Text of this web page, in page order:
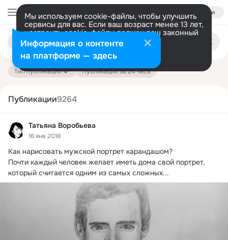
Войти
Мы используем cookie-файлы, чтобы улучшить
сервисы для вас. Если ваш возраст менее 13 лет,
настроить cookie-файлы должен ваш законный
представитель. Больше информации
Разрешить все Настроить
Поиск
публикациям
Тип публикации Публикации за 24 часа
Публикации9264
Татьяна Воробьева
16 янв 2018
Как нарисовать мужской портрет карандашом?
Почти каждый человек желает иметь дома свой портрет,
который считается одним из самых сложных...
Информация о контенте
на платформе — здесь